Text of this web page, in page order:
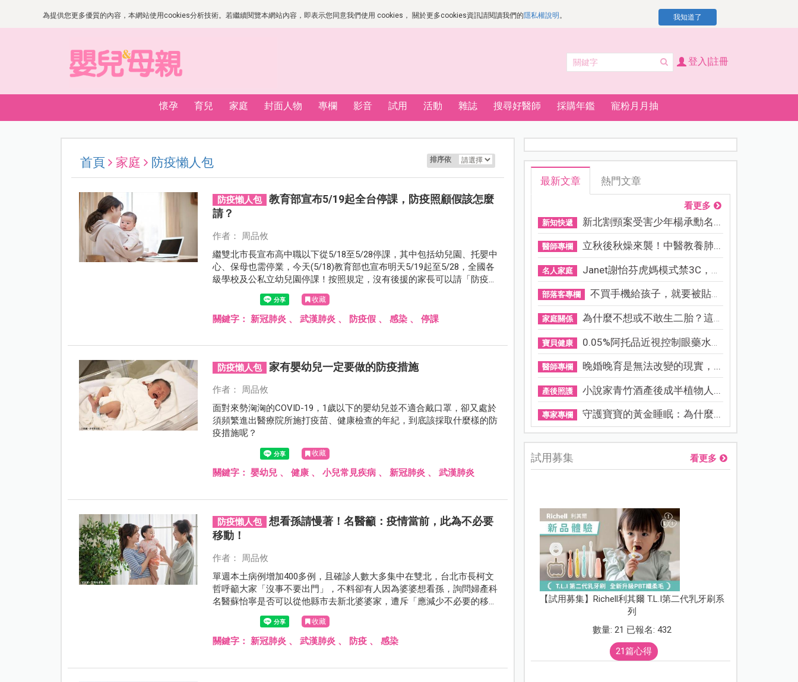
為提供您更多優質的內容，本網站使用cookies分析技術。若繼續閱覽本網站內容，即表示您同意我們使用 cookies， 關於更多cookies資訊請閱讀我們的隱私權說明 。 我知道了
登入|註冊
懷孕 育兒 家庭 封面人物 專欄 影音 試用 活動 雜誌 搜尋好醫師 採購年鑑 寵粉月月抽
首頁 家庭 防疫懶人包 排序依
防疫懶人包
教育部宣布5/19起全台停課，防疫照顧假該怎麼
請？
作者： 周品攸
繼雙北市長宣布高中職以下從5/18至5/28停課，其中包括幼兒園、托嬰中
心、保母也需停業，今天(5/18)教育部也宣布明天5/19起至5/28，全國各
級學校及公私立幼兒園停課！按照規定，沒有後援的家長可以請「防疫照
顧假」，但有些家長至今仍霧煞煞，防疫照顧假到底該怎麼請？是否支
薪？與家庭照顧假有何差別？不如花個三分鐘快速了解！
收藏
關鍵字： 新冠肺炎 、武漢肺炎 、 防疫假 、感染 、停課
防疫懶人包 家有嬰幼兒一定要做的防疫措施
作者： 周品攸
面對來勢洶洶的COVID-19，1歲以下的嬰幼兒並不適合戴口罩，卻又處於
須頻繁進出醫療院所施打疫苗、健康檢查的年紀，到底該採取什麼樣的防
疫措施呢？
收藏
關鍵字：嬰幼兒 、健康 、小兒常見疾病 、新冠肺炎 、武漢肺炎
防疫懶人包
想看孫請慢著！名醫籲：疫情當前，此為不必要
移動！
作者： 周品攸
單週本土病例增加400多例，且確診人數大多集中在雙北，台北市長柯文
哲呼籲大家「沒事不要出門」，不料卻有人因為婆婆想看孫，詢問婦產科
名醫蘇怡寧是否可以從他縣市去新北婆婆家，遭斥「應減少不必要的移
收藏
關鍵字：新冠肺炎 、武漢肺炎 、 防疫 、感染
最新文章 熱門文章
看更多
新知快遞 新北割頸案受害少年楊承勳名...
醫師專欄 立秋後秋燥來襲！中醫教養肺...
名人家庭 Janet謝怡芬虎媽模式禁3C，看...
部落客專欄 不買手機給孩子，就要被貼「...
家庭關係 為什麼不想或不敢生二胎？這8...
寶貝健康 0.05%阿托品近視控制眼藥水納...
醫師專欄 晚婚晚育是無法改變的現實，...
產後照護 小說家青竹酒產後成半植物人...
專家專欄 守護寶寶的黃金睡眠：為什麼...
試用募集 看更多
【試用募集】Richell利其爾 T.L.I第二代乳牙刷系
列
數量: 21 已報名: 432
21篇心得